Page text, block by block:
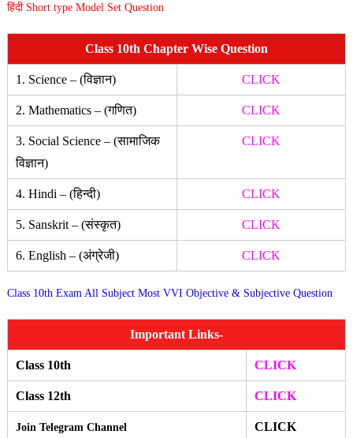
हिंदी Short type Model Set Question
Class 10th Chapter Wise Question
1. Science – (विज्ञान) CLICK
2. Mathematics – (गणित) CLICK
3. Social Science – (सामाजिक
विज्ञान)
CLICK
4. Hindi – (हिन्दी) CLICK
5. Sanskrit – (संस्कृत) CLICK
6. English – (अंग्रेजी) CLICK
Class 10th Exam All Subject Most VVI Objective & Subjective Question
Important Links-
Class 10th CLICK
Class 12th CLICK
Join Telegram Channel CLICK